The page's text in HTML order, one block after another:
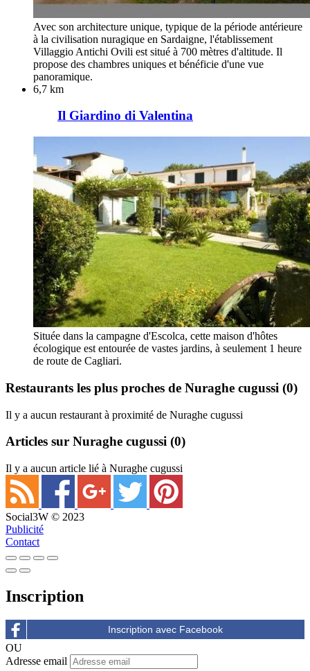
Avec son architecture unique, typique de la période antérieure
à la civilisation nuragique en Sardaigne, l'établissement
Villaggio Antichi Ovili est situé à 700 mètres d'altitude. Il
propose des chambres uniques et bénéficie d'une vue
panoramique.
6,7 km
Il Giardino di Valentina
Située dans la campagne d'Escolca, cette maison d'hôtes
écologique est entourée de vastes jardins, à seulement 1 heure
de route de Cagliari.
Restaurants les plus proches de Nuraghe cugussi (0)
Il y a aucun restaurant à proximité de Nuraghe cugussi
Articles sur Nuraghe cugussi (0)
Il y a aucun article lié à Nuraghe cugussi
Social3W © 2023
Publicité
Contact
Inscription
OU
Adresse email